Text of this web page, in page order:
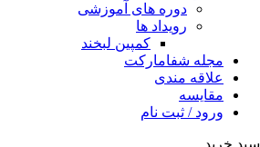
دوره های آموزشی
رویداد ها
کمپین لبخند
مجله شفامارکت
علاقه مندی
مقایسه
ورود / ثبت نام
سبد خرید